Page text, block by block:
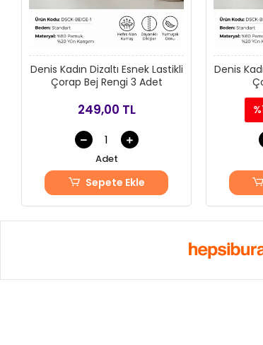
Denis Kadın Dizaltı Esnek Lastikli
Çorap Bej Rengi 3 Adet
249,00 TL
Adet
Sepete Ekle
Denis